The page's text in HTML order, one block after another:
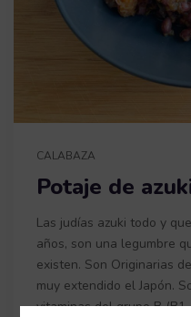
CALABAZA
Potaje de
Las judías azuki todo y
años, son una legumbre
existen. Son Originarias
muy extendido el Japón.
vitaminas del grupo B